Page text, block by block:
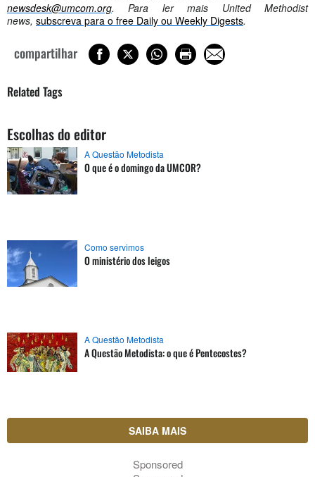
newsdesk@umcom.org. Para ler mais United Methodist
news, subscreva para o free Daily ou Weekly Digests.
compartilhar
Related Tags
Escolhas do editor
A Questão Metodista
O que é o domingo da UMCOR?
Como servimos
O ministério dos leigos
A Questão Metodista
A Questão Metodista: o que é Pentecostes?
SAIBA MAIS
Sponsored